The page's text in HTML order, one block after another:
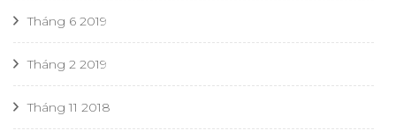
Tháng 6 2019
Tháng 2 2019
Tháng 11 2018